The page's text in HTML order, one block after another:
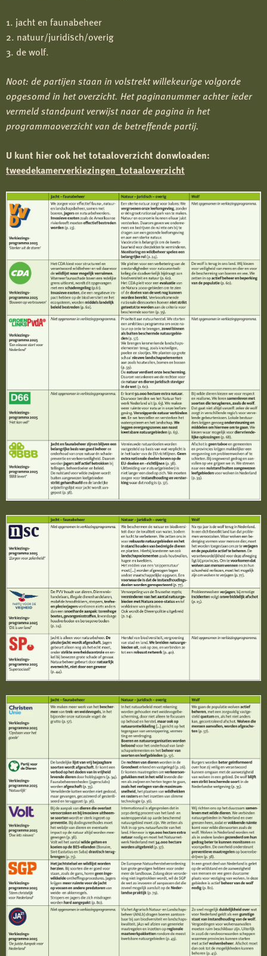
1. jacht en faunabeheer
2. natuur/juridisch/overig
3. de wolf.
Noot: de partijen staan in volstrekt willekeurige volgorde
opgesomd in het overzicht. Het paginanummer achter ieder
vermeld standpunt verwijst naar de pagina in het
programmaoverzicht van de betreffende partij.
U kunt hier ook het totaaloverzicht donwloaden:
tweedekamerverkiezingen_totaaloverzicht